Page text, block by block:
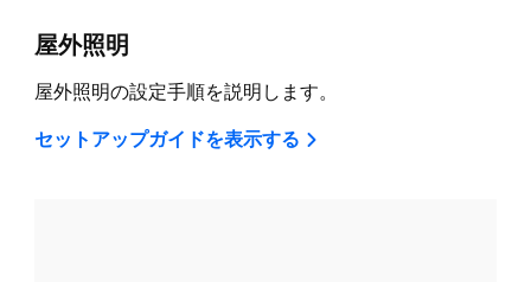
屋外照明
屋外照明の設定手順を説明します。
セットアップガイドを表示する